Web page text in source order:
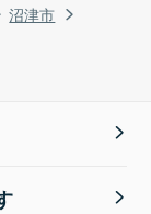
沼津市